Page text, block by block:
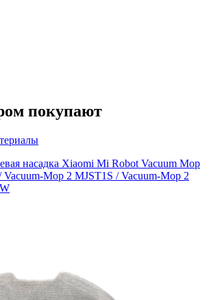
покупают
насадка Xiaomi Mi Robot Vacuum Mop
Mop 2 MJST1S / Vacuum-Mop 2